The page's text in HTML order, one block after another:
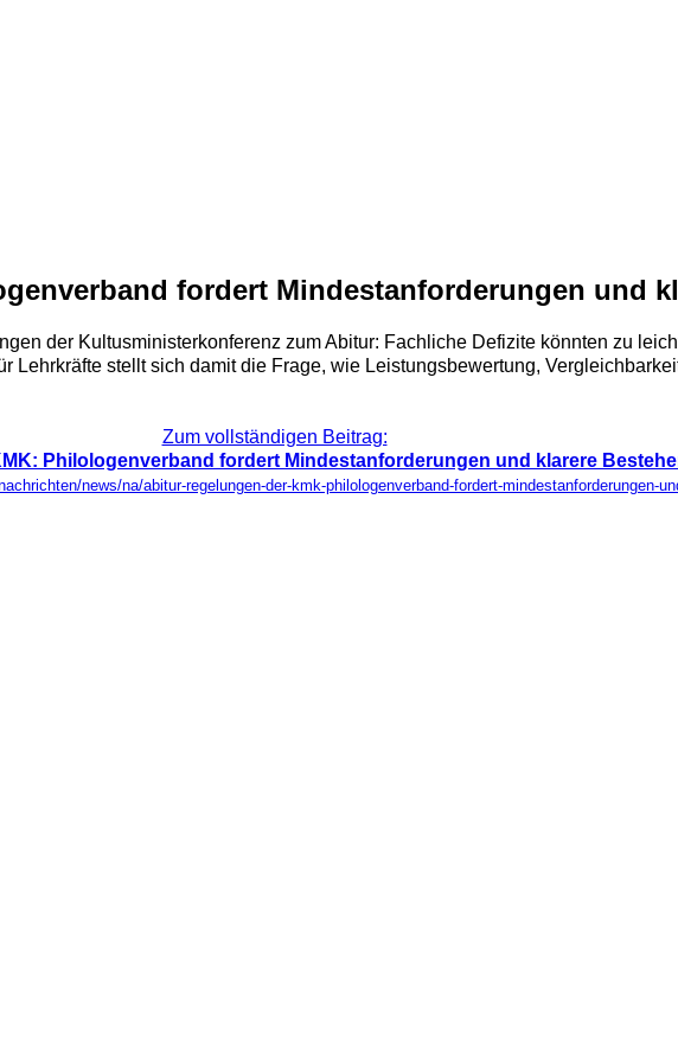
fordert Mindestanforderungen und
der Kultusministerkonferenz zum Abitur: Fachliche Defizite könnten zu
Lehrkräfte stellt sich damit die Frage, wie Leistungsbewertung,
Zum vollständigen Beitrag:
Philologenverband fordert Mindestanforderungen und klarere
news/na/abitur-regelungen-der-kmk-philologenverband-fordert-mindestanforderungen-